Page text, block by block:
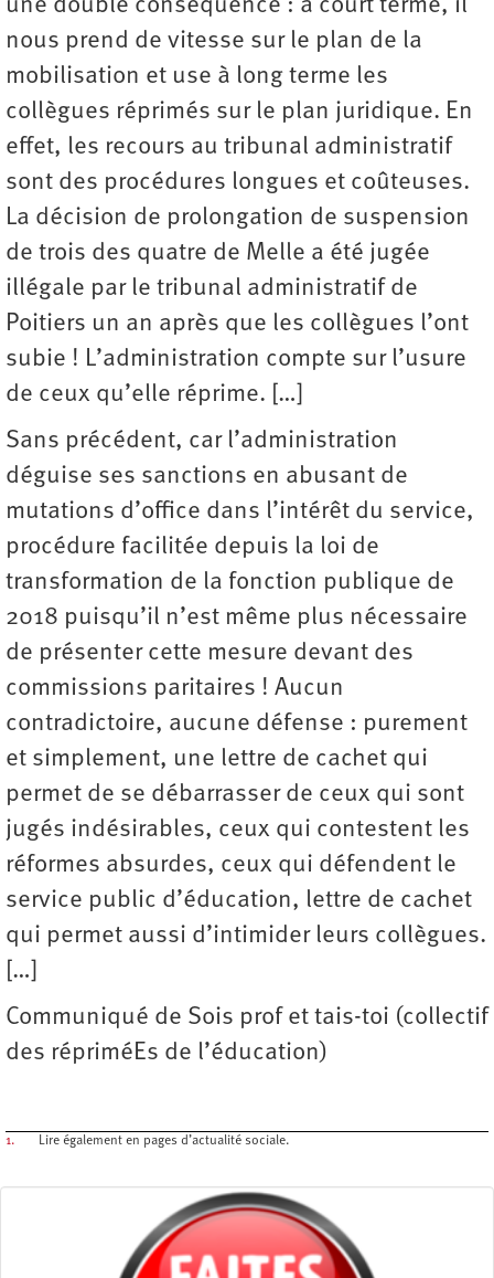
une double conséquence : à court terme, il
nous prend de vitesse sur le plan de la
mobilisation et use à long terme les
collègues réprimés sur le plan juridique. En
effet, les recours au tribunal administratif
sont des procédures longues et coûteuses.
La décision de prolongation de suspension
de trois des quatre de Melle a été jugée
illégale par le tribunal administratif de
Poitiers un an après que les collègues l’ont
subie ! L’administration compte sur l’usure
de ceux qu’elle réprime. […]
Sans précédent, car l’administration
déguise ses sanctions en abusant de
mutations d’office dans l’intérêt du service,
procédure facilitée depuis la loi de
transformation de la fonction publique de
2018 puisqu’il n’est même plus nécessaire
de présenter cette mesure devant des
commissions paritaires ! Aucun
contradictoire, aucune défense : purement
et simplement, une lettre de cachet qui
permet de se débarrasser de ceux qui sont
jugés indésirables, ceux qui contestent les
réformes absurdes, ceux qui défendent le
service public d’éducation, lettre de cachet
qui permet aussi d’intimider leurs collègues.
[…]
Communiqué de Sois prof et tais-toi (collectif
des répriméEs de l’éducation)
1. Lire également en pages d’actualité sociale.